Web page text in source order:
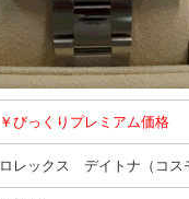
￥びっくりプレミアム価格
ロレックス デイトナ（コス